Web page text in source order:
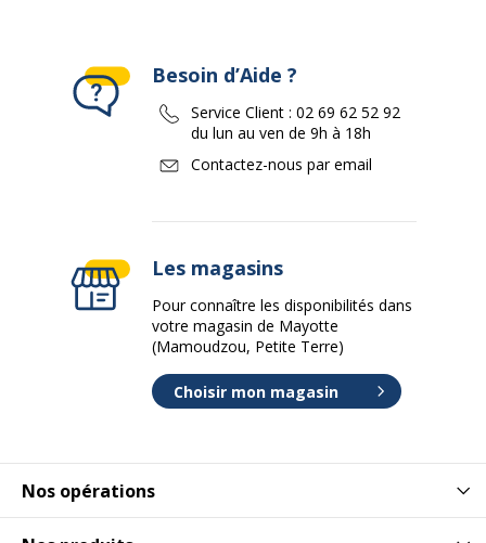
Nos opérations
Besoin d’Aide ?
Service Client : 02 69 62 52 92
du lun au ven de 9h à 18h
Contactez-nous par email
Les magasins
Pour connaître les disponibilités dans
votre magasin de Mayotte
(Mamoudzou, Petite Terre)
Choisir mon magasin